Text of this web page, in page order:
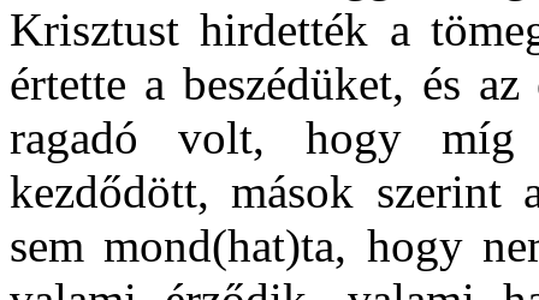
Krisztust hirdették a
értette a beszédüket, és
ragadó volt, hogy míg
kezdődött, mások szerint
sem mond(hat)ta, hogy